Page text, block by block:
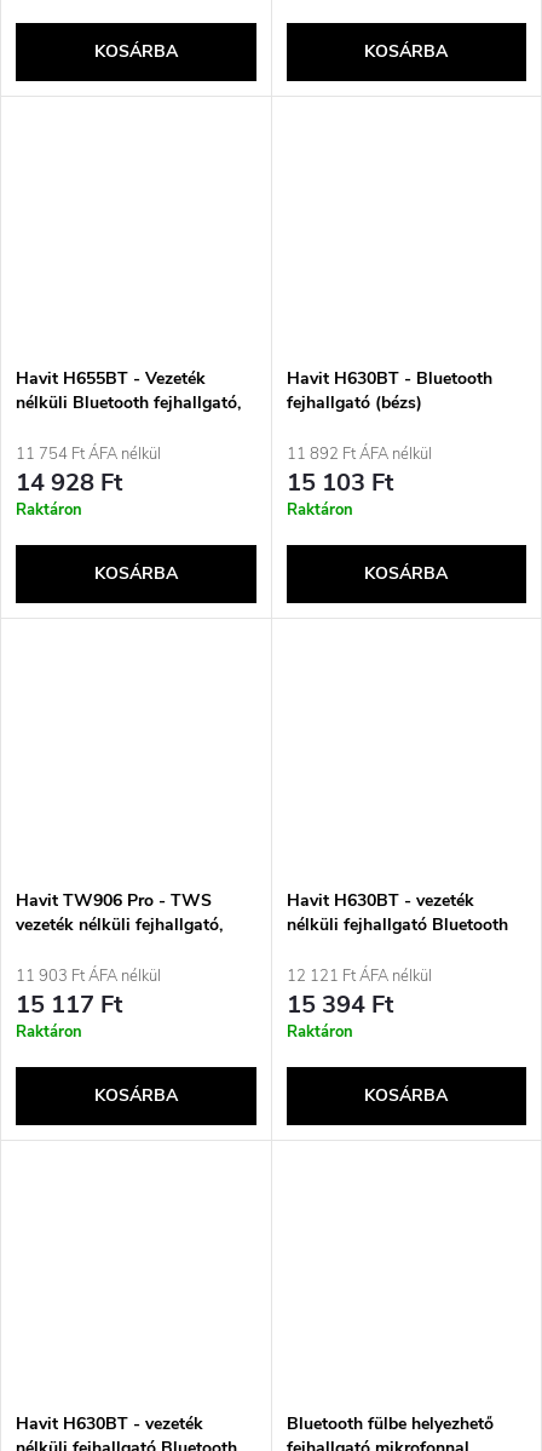
KOSÁRBA KOSÁRBA
Havit H655BT - Vezeték
nélküli Bluetooth fejhallgató,
11 754 Ft ÁFA nélkül
14 928 Ft
Raktáron
KOSÁRBA
Havit H630BT - Bluetooth
fejhallgató (bézs)
11 892 Ft ÁFA nélkül
15 103 Ft
Raktáron
KOSÁRBA
Havit TW906 Pro - TWS
vezeték nélküli fejhallgató,
11 903 Ft ÁFA nélkül
15 117 Ft
Raktáron
KOSÁRBA
Havit H630BT - vezeték
nélküli fejhallgató Bluetooth
12 121 Ft ÁFA nélkül
15 394 Ft
Raktáron
KOSÁRBA
Havit H630BT - vezeték
Bluetooth fülbe helyezhető